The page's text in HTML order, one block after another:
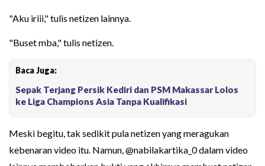
"Aku iriii," tulis netizen lainnya.
"Buset mba," tulis netizen.
Baca Juga:
Sepak Terjang Persik Kediri dan PSM Makassar Lolos
ke Liga Champions Asia Tanpa Kualifikasi
Meski begitu, tak sedikit pula netizen yang meragukan
kebenaran video itu. Namun, @nabilakartika_0 dalam video